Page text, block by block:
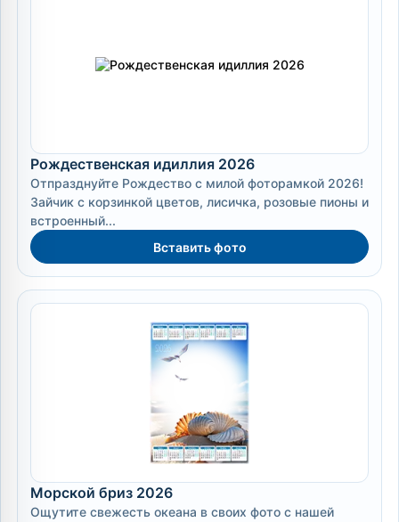
Рождественская идиллия 2026
Отпразднуйте Рождество с милой фоторамкой 2026!
Зайчик с корзинкой цветов, лисичка, розовые пионы и
встроенный...
Вставить фото
Морской бриз 2026
Ощутите свежесть океана в своих фото с нашей